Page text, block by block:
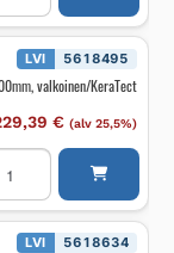
KeraTect
LVI 5618495
valkoinen/KeraTect
€ (alv 25,5%)
KeraTect
LVI 5618634